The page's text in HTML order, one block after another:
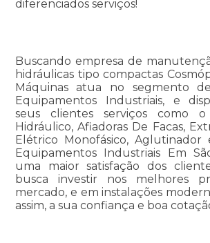
diferenciados serviços!
Buscando empresa de
hidráulicas tipo compactas
Máquinas atua no segmento
Equipamentos Industriais, e
seus clientes serviços como
Hidráulico, Afiadoras De Facas,
Elétrico Monofásico, Aglutinador
Equipamentos Industriais Em
uma maior satisfação dos
busca investir nos melhores
mercado, e em instalações
assim, a sua confiança e boa